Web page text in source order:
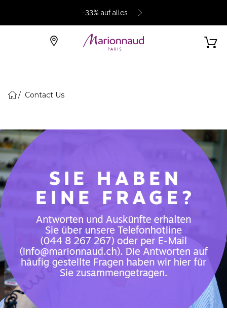
-33% auf alles
Contact Us